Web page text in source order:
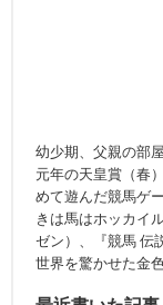
幼少期、父親の部
元年の天皇賞（春
めて遊んだ競馬ゲ
きは馬はホッカイ
ゼン）、『競馬 伝
世界を驚かせた金